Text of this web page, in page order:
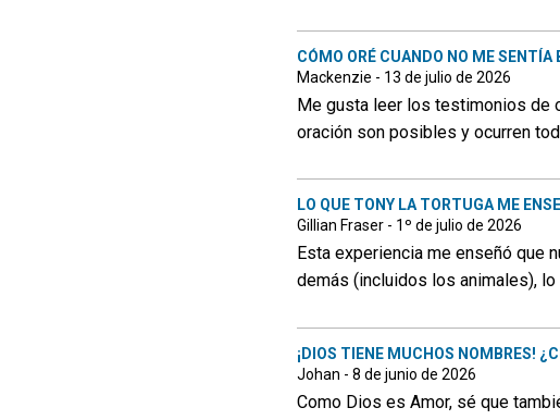
CÓMO ORÉ CUANDO NO ME SENTÍA
Mackenzie - 13 de julio de 2026
Me gusta leer los testimonios de
oración son posibles y ocurren
LO QUE TONY LA TORTUGA ME
Gillian Fraser - 1º de julio de 2026
Esta experiencia me enseñó que
demás (incluidos los animales), lo
¡DIOS TIENE MUCHOS NOMBRES!
Johan - 8 de junio de 2026
Como Dios es Amor, sé que